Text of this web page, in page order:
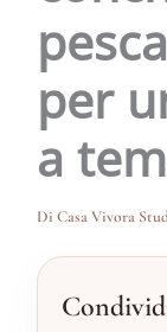
per
a
Di Casa Vivora